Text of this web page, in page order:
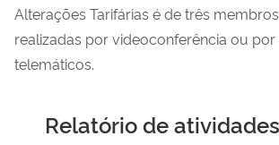
Alterações Tarifárias é de três
realizadas por videoconferência ou
telemáticos.
Relatório de